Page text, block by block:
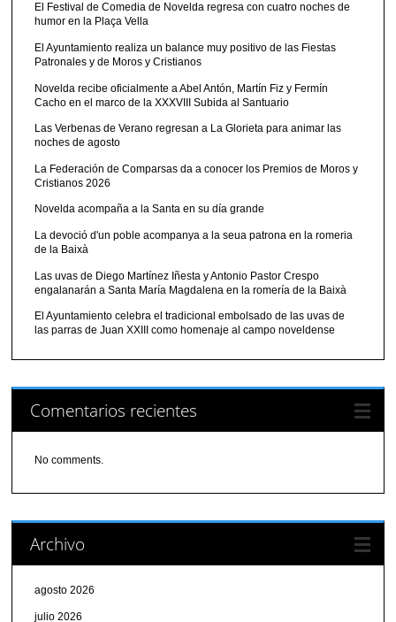
El Festival de Comedia de Novelda regresa con cuatro noches de
humor en la Plaça Vella
El Ayuntamiento realiza un balance muy positivo de las Fiestas
Patronales y de Moros y Cristianos
Novelda recibe oficialmente a Abel Antón, Martín Fiz y Fermín
Cacho en el marco de la XXXVIII Subida al Santuario
Las Verbenas de Verano regresan a La Glorieta para animar las
noches de agosto
La Federación de Comparsas da a conocer los Premios de Moros y
Cristianos 2026
Novelda acompaña a la Santa en su día grande
La devoció d'un poble acompanya a la seua patrona en la romeria
de la Baixà
Las uvas de Diego Martínez Iñesta y Antonio Pastor Crespo
engalanarán a Santa María Magdalena en la romería de la Baixà
El Ayuntamiento celebra el tradicional embolsado de las uvas de
las parras de Juan XXIII como homenaje al campo noveldense
Comentarios recientes
No comments.
Archivo
agosto 2026
julio 2026